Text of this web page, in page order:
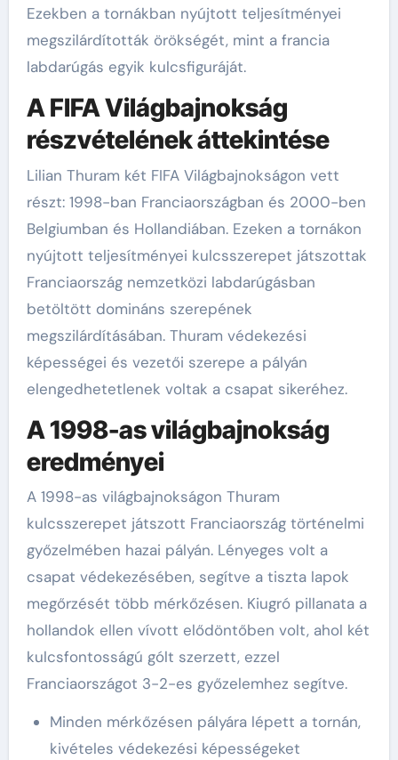
Ezekben a tornákban nyújtott teljesítményei
megszilárdították örökségét, mint a francia
labdarúgás egyik kulcsfiguráját.
A FIFA Világbajnokság
részvételének áttekintése
Lilian Thuram két FIFA Világbajnokságon vett
részt: 1998-ban Franciaországban és 2000-ben
Belgiumban és Hollandiában. Ezeken a tornákon
nyújtott teljesítményei kulcsszerepet játszottak
Franciaország nemzetközi labdarúgásban
betöltött domináns szerepének
megszilárdításában. Thuram védekezési
képességei és vezetői szerepe a pályán
elengedhetetlenek voltak a csapat sikeréhez.
A 1998-as világbajnokság
eredményei
A 1998-as világbajnokságon Thuram
kulcsszerepet játszott Franciaország történelmi
győzelmében hazai pályán. Lényeges volt a
csapat védekezésében, segítve a tiszta lapok
megőrzését több mérkőzésen. Kiugró pillanata a
hollandok ellen vívott elődöntőben volt, ahol két
kulcsfontosságú gólt szerzett, ezzel
Franciaországot 3-2-es győzelemhez segítve.
Minden mérkőzésen pályára lépett a tornán,
kivételes védekezési képességeket